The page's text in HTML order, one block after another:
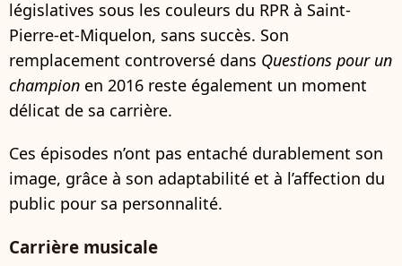
législatives sous les couleurs du RPR à Saint-
Pierre-et-Miquelon, sans succès. Son
remplacement controversé dans Questions pour un
champion en 2016 reste également un moment
délicat de sa carrière.
Ces épisodes n’ont pas entaché durablement son
image, grâce à son adaptabilité et à l’affection du
public pour sa personnalité.
Carrière musicale